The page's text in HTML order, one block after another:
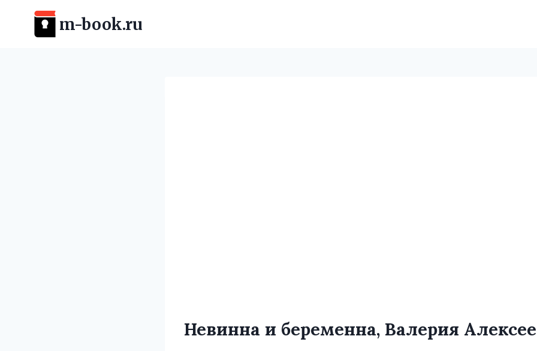
Перейти
содержимому
m-book.ru
Невинна и беременна, Валерия